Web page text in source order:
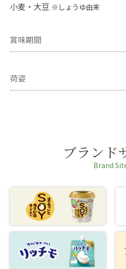
小麦・大豆 ※しょうゆ由来
賞味期間
荷姿
ブランド
Brand